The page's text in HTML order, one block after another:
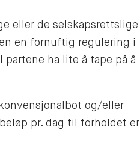
eller de selskapsrettslige
en fornuftig regulering i
ha lite å tape på å
og/eller
pr. dag til forholdet er